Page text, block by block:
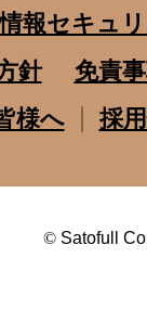
情報セキュ
針
免責
様へ
採
© Satofull